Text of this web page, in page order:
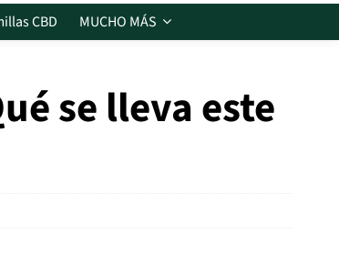
CBD MUCHO MÁS
se lleva este